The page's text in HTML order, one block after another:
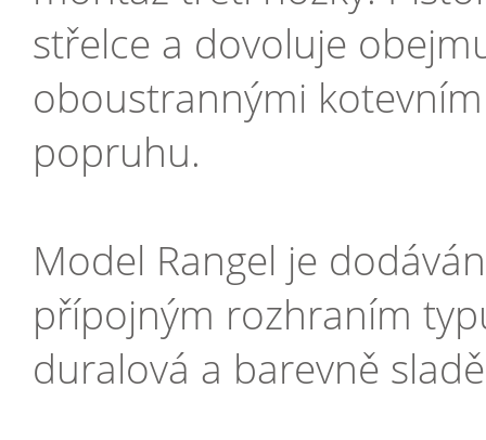
střelce a dovoluje
oboustrannými
popruhu.
Model Rangel je
přípojným rozhraním
duralová a barevně